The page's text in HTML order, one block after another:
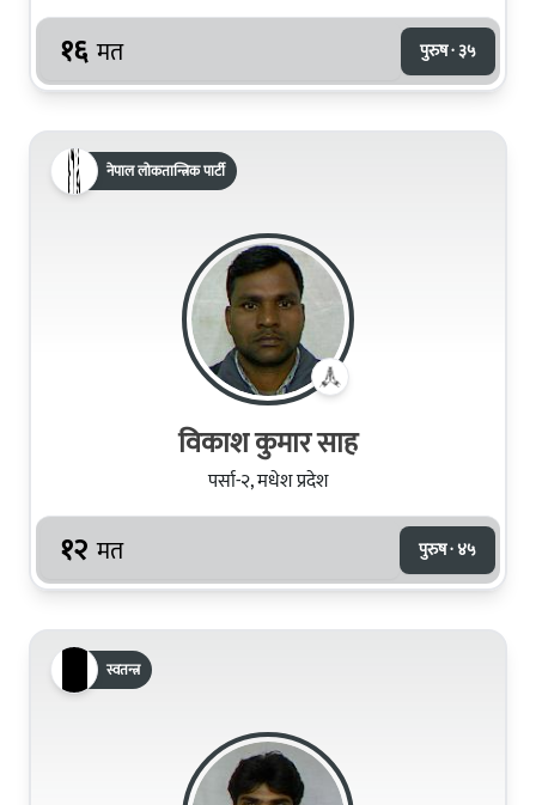
१६ मत पुरुष · ३५
नेपाल लोकतान्त्रिक पार्टी
विकाश कुमार साह
पर्सा-२, मधेश प्रदेश
१२ मत पुरुष · ४५
स्वतन्त्र